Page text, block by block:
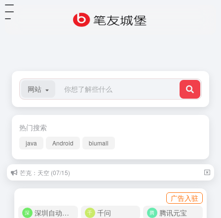
网站
热门搜索
java Android biumall
芒克：天空 (07/15)
广告入驻
深圳自动化商城
千问 腾讯元宝